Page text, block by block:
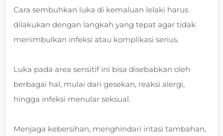
Cara sembuhkan luka di kemaluan lelaki harus
dilakukan dengan langkah yang tepat agar tidak
menimbulkan infeksi atau komplikasi serius.
Luka pada area sensitif ini bisa disebabkan oleh
berbagai hal, mulai dari gesekan, reaksi alergi,
hingga infeksi menular seksual.
Menjaga kebersihan, menghindari iritasi tambahan,